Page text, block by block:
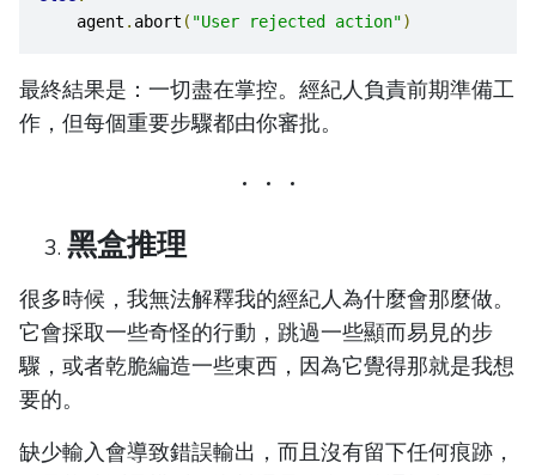
    agent
. abort ( "User rejected action")
最終結果是：一切盡在掌控。經紀人負責前期準備工
作，但每個重要步驟都由你審批。
黑盒推理
很多時候，我無法解釋我的經紀人為什麼會那麼做。
它會採取一些奇怪的行動，跳過一些顯而易見的步
驟，或者乾脆編造一些東西，因為它覺得那就是我想
要的。
缺少輸入會導致錯誤輸出，而且沒有留下任何痕跡，